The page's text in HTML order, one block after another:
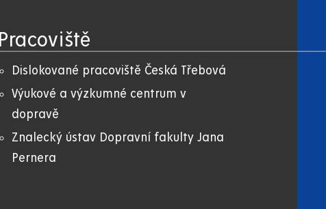
Pracoviště
Dislokované pracoviště Česká Třebová
Výukové a výzkumné centrum v
dopravě
Znalecký ústav Dopravní fakulty Jana
Pernera